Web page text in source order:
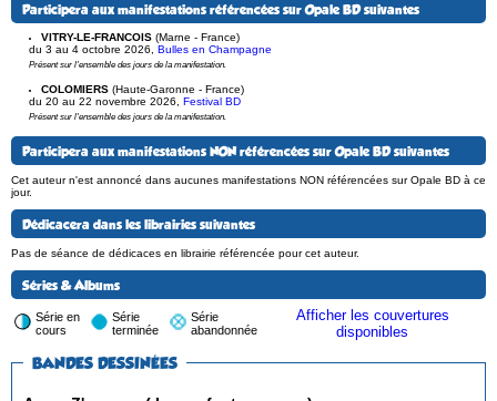
Participera aux manifestations référencées sur Opale BD suivantes
VITRY-LE-FRANCOIS (Marne - France)
du 3 au 4 octobre 2026
Bulles en Champagne
Présent sur l'ensemble des jours de la manifestation.
COLOMIERS (Haute-Garonne - France)
du 20 au 22 novembre 2026
Festival BD
Présent sur l'ensemble des jours de la manifestation.
Participera aux manifestations NON référencées sur Opale BD suivantes
Cet auteur n'est annoncé dans aucunes manifestations NON référencées sur Opale BD à ce
jour.
Dédicacera dans les librairies suivantes
Pas de séance de dédicaces en librairie référencée pour cet auteur.
Séries & Albums
Série en
cours
Série
terminée
Série
abandonnée
Afficher les couvertures
disponibles
BANDES DESSINÉES